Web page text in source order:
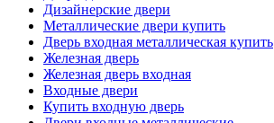
Дизайнерские двери
Металлические двери купить
Дверь входная металлическая купить
Железная дверь
Железная дверь входная
Входные двери
Купить входную дверь